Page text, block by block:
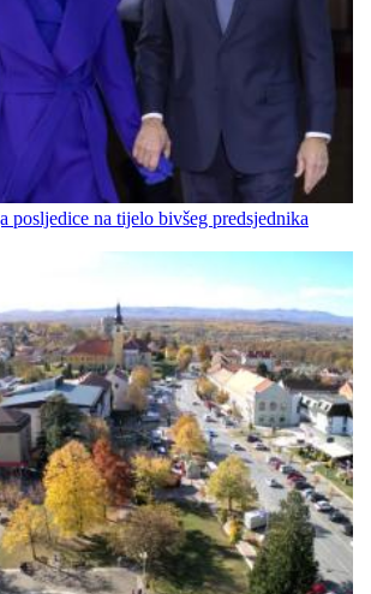
posljedice na tijelo bivšeg predsjednika